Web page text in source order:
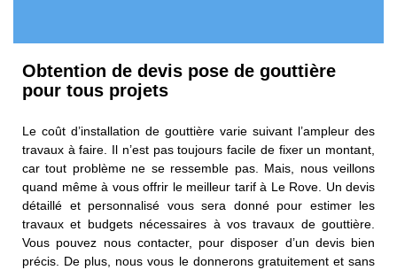
Obtention de devis pose de gouttière
pour tous projets
Le coût d’installation de gouttière varie suivant l’ampleur des
travaux à faire. Il n’est pas toujours facile de fixer un montant,
car tout problème ne se ressemble pas. Mais, nous veillons
quand même à vous offrir le meilleur tarif à Le Rove. Un devis
détaillé et personnalisé vous sera donné pour estimer les
travaux et budgets nécessaires à vos travaux de gouttière.
Vous pouvez nous contacter, pour disposer d’un devis bien
précis. De plus, nous vous le donnerons gratuitement et sans